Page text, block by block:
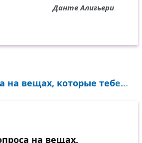
Данте Алигьери
на вещах, которые тебе...
на вещах,